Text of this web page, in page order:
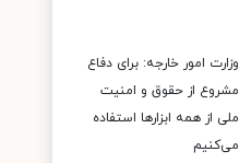
وزارت امور خارجه: برای دفاع
مشروع از حقوق و امنیت
ملی از همه ابزارها استفاده
می‌کنیم